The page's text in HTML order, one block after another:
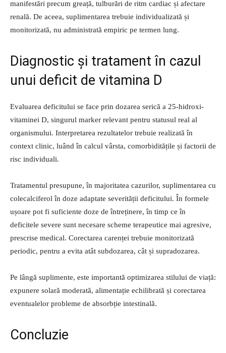
manifestări precum greață, tulburări de ritm cardiac și afectare
renală. De aceea, suplimentarea trebuie individualizată și
monitorizată, nu administrată empiric pe termen lung.
Diagnostic și tratament în cazul
unui deficit de vitamina D
Evaluarea deficitului se face prin dozarea serică a 25-hidroxi-
vitaminei D, singurul marker relevant pentru statusul real al
organismului. Interpretarea rezultatelor trebuie realizată în
context clinic, luând în calcul vârsta, comorbiditățile și factorii de
risc individuali.
Tratamentul presupune, în majoritatea cazurilor, suplimentarea cu
colecalciferol în doze adaptate severității deficitului. În formele
ușoare pot fi suficiente doze de întreținere, în timp ce în
deficitele severe sunt necesare scheme terapeutice mai agresive,
prescrise medical. Corectarea carenței trebuie monitorizată
periodic, pentru a evita atât subdozarea, cât și supradozarea.
Pe lângă suplimente, este importantă optimizarea stilului de viață:
expunere solară moderată, alimentație echilibrată și corectarea
eventualelor probleme de absorbție intestinală.
Concluzie